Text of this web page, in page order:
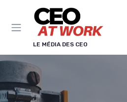
LE MÉDIA DES CEO
Panneau de gestion des cookies